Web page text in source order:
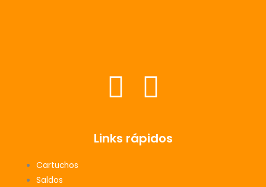
F
c
I
s
Links rápidos
Cartuchos
Saldos